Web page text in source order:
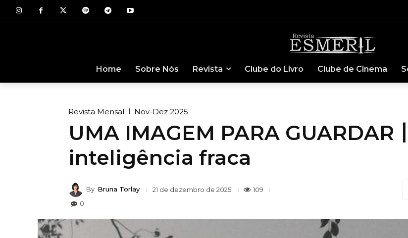
Home Sobre Nós Revista Clube do Livro Clube de Cinema
Revista Mensal Nov-Dez 2025
UMA IMAGEM PARA GUARDAR
inteligência fraca
By Bruna Torlay 21 de dezembro de 2025
109
0